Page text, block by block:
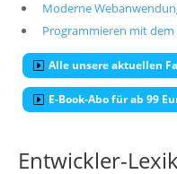
Moderne
Programmieren mit dem
Alle unsere aktuellen
E-Book-Abo für ab 99
Entwickler-